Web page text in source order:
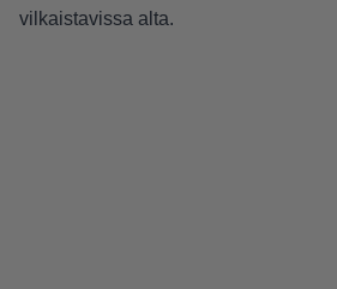
vilkaistavissa alta.